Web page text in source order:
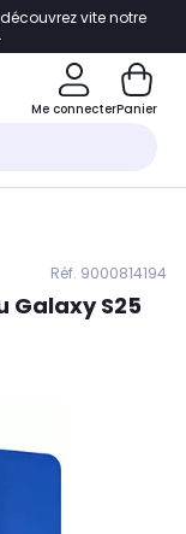
vite notre
Me connecterPanier
Réf. 9000814194
Galaxy S25